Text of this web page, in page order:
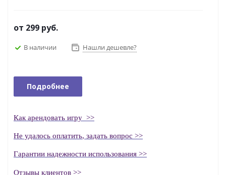
от 299 руб.
В наличии Нашли дешевле?
Подробнее
Как арендовать игру >>
Не удалось оплатить, задать вопрос >>
Гарантии надежности использования >>
Отзывы клиентов >>